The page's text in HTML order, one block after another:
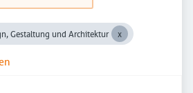
Gestaltung und Architektur